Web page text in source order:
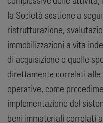
la Società sostiene a
ristrutturazione,
immobilizzazioni a vita
di acquisizione e quelle
direttamente correlati
operative, come
implementazione del
beni immateriali correlati